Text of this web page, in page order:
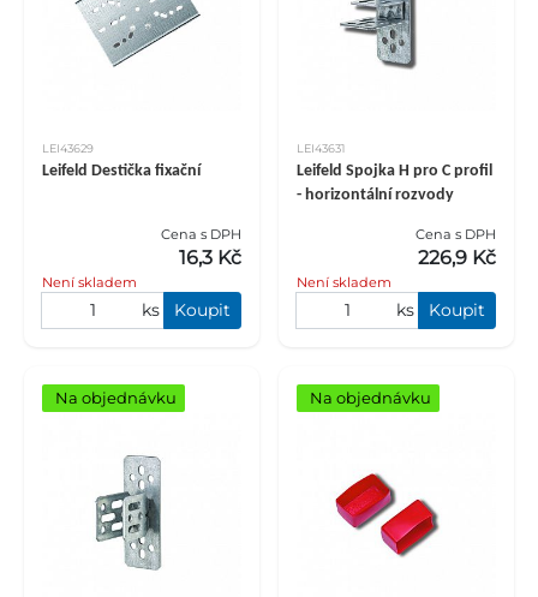
LEI43629
Leifeld Destička fixační
Cena s DPH
16,3 Kč
Není skladem
ks Koupit
LEI43631
Leifeld Spojka H pro C profil
- horizontální rozvody
Cena s DPH
226,9 Kč
Není skladem
ks Koupit
Na objednávku Na objednávku